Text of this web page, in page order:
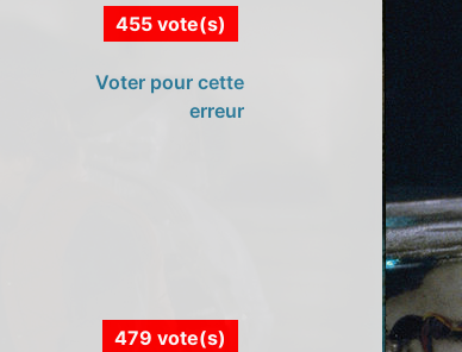
455 vote(s)
Voter pour cette
erreur
479 vote(s)